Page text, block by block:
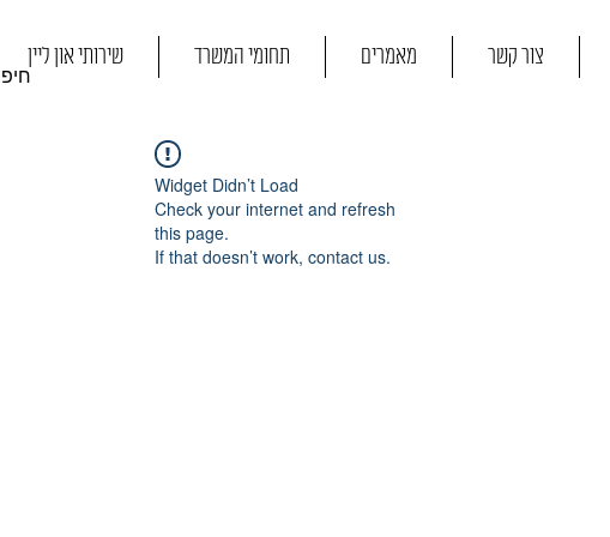
שירותי און ליין תחומי המשרד מאמרים צור קשר
Widget Didn’t Load
Check your internet and refresh
this page.
If that doesn’t work, contact us.